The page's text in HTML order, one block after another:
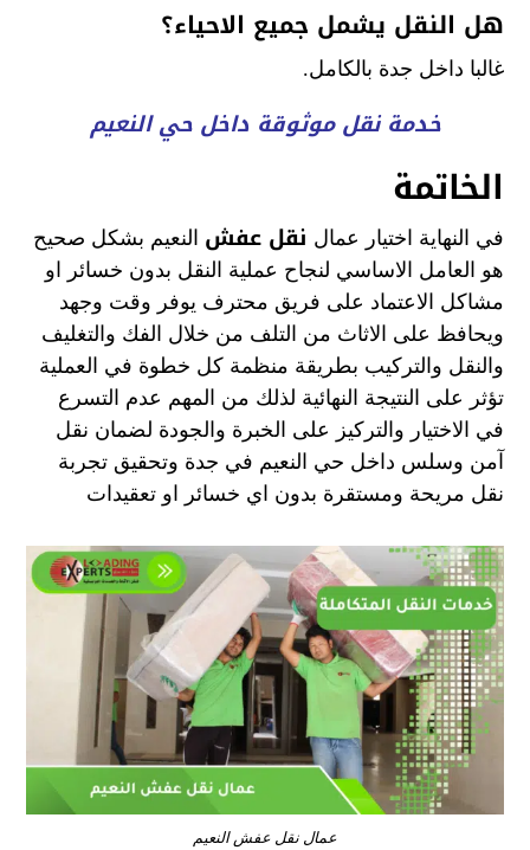
هل النقل يشمل جميع الاحياء؟
غالبا داخل جدة بالكامل.
خدمة نقل موثوقة داخل حي النعيم
الخاتمة
في النهاية اختيار عمال نقل عفش النعيم بشكل صحيح
هو العامل الاساسي لنجاح عملية النقل بدون خسائر او
مشاكل الاعتماد على فريق محترف يوفر وقت وجهد
ويحافظ على الاثاث من التلف من خلال الفك والتغليف
والنقل والتركيب بطريقة منظمة كل خطوة في العملية
تؤثر على النتيجة النهائية لذلك من المهم عدم التسرع
في الاختيار والتركيز على الخبرة والجودة لضمان نقل
آمن وسلس داخل حي النعيم في جدة وتحقيق تجربة
نقل مريحة ومستقرة بدون اي خسائر او تعقيدات
عمال نقل عفش النعيم